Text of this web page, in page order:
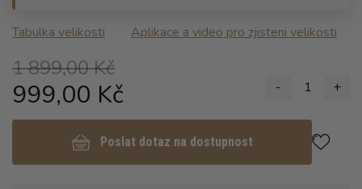
Tabulka velikosti Aplikace a video pro zjisteni velikosti
1 899,00 Kč
999,00 Kč - 1 +
Poslat dotaz na dostupnost